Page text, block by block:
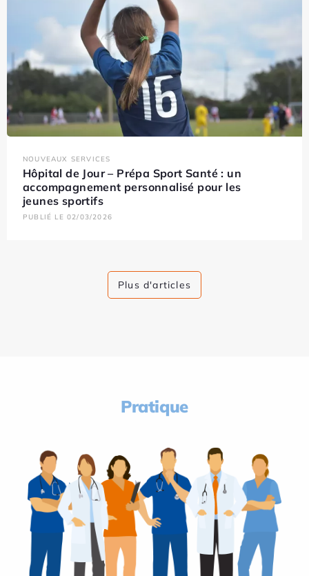
NOUVEAUX SERVICES
Hôpital de Jour – Prépa Sport Santé : un
accompagnement personnalisé pour les
jeunes sportifs
PUBLIÉ LE 02/03/2026
Plus d'articles
Pratique